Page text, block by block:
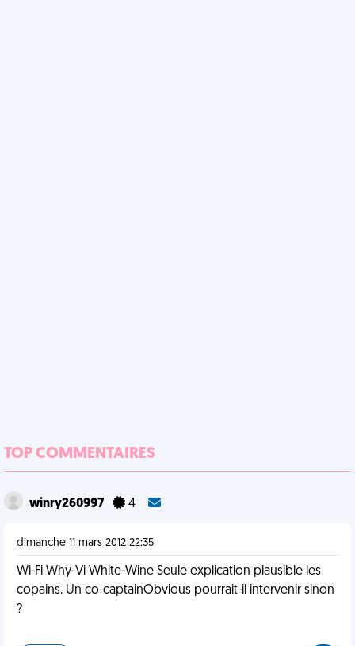
TOP COMMENTAIRES
winry260997 4
dimanche 11 mars 2012 22:35
Wi-Fi Why-Vi White-Wine Seule explication plausible les
copains. Un co-captainObvious pourrait-il intervenir sinon
?